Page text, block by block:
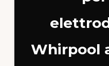
Whirpool